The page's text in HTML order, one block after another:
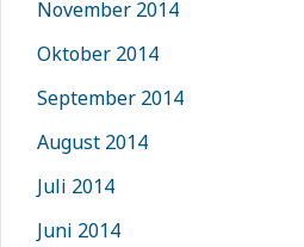
November 2014
Oktober 2014
September 2014
August 2014
Juli 2014
Juni 2014